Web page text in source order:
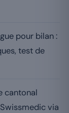
pour bilan :
test de
cantonal
via